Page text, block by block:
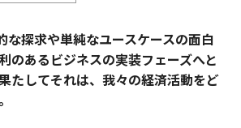
探求や単純なユースケースの面白
のあるビジネスの実装フェーズへと
たしてそれは、我々の経済活動をど